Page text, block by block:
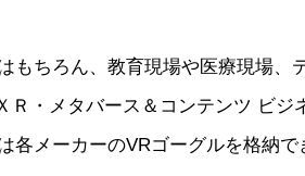
もちろん、教育現場や医療現場、
・メタバース＆コンテンツ ビジ
各メーカーのVRゴーグルを格納